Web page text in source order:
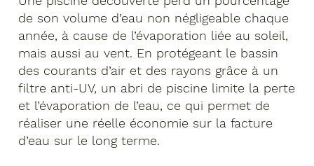
de son volume d’eau non négligeable chaque
année, à cause de l’évaporation liée au soleil,
mais aussi au vent. En protégeant le bassin
des courants d’air et des rayons grâce à un
filtre anti-UV, un abri de piscine limite la perte
et l’évaporation de l’eau, ce qui permet de
réaliser une réelle économie sur la facture
d’eau sur le long terme.